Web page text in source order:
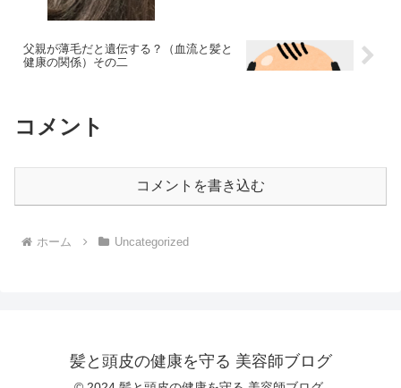
父親が薄毛だと遺伝する？（血流と髪と
健康の関係）その二
コメント
コメントを書き込む
ホーム Uncategorized
髪と頭皮の健康を守る 美容師ブログ